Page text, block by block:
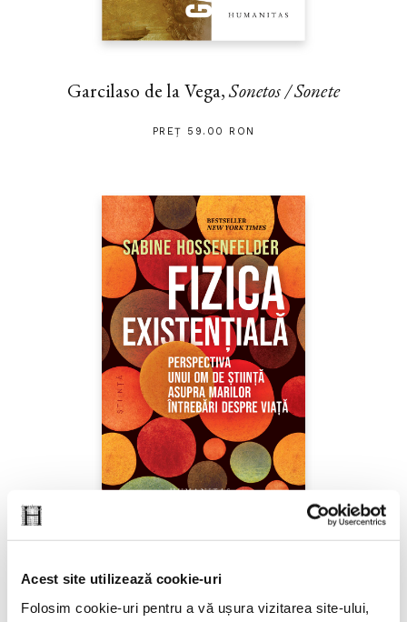
Acest site utilizează cookie-uri
Folosim cookie-uri pentru a vă ușura vizitarea site-ului,
Garcilaso de la Vega,Sonetos / Sonete
PREȚ 59.00 RON